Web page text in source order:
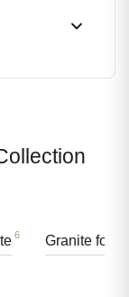
6 Granite for